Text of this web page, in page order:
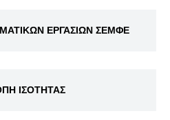
ΕΡΓΑΣΙΩΝ ΣΕΜΦΕ
ΙΣΟΤΗΤΑΣ